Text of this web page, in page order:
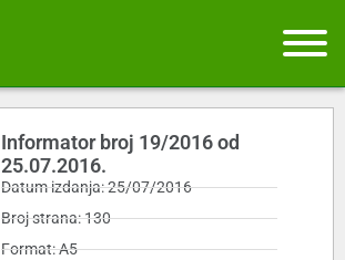
Informator broj 19/2016 od
25.07.2016.
Datum izdanja: 25/07/2016
Broj strana: 130
Format: A5